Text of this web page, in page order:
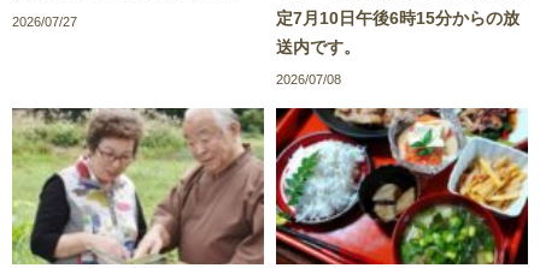
2026/07/27
定7月10日午後6時15分からの放
送内です。
2026/07/08